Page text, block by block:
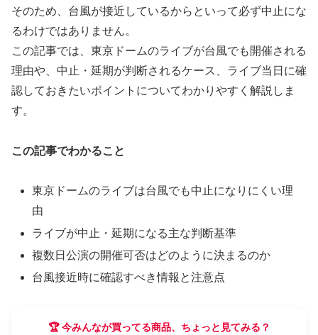
そのため、台風が接近しているからといって必ず中止にな
るわけではありません。
この記事では、東京ドームのライブが台風でも開催される
理由や、中止・延期が判断されるケース、ライブ当日に確
認しておきたいポイントについてわかりやすく解説しま
す。
この記事でわかること
東京ドームのライブは台風でも中止になりにくい理
由
ライブが中止・延期になる主な判断基準
複数日公演の開催可否はどのように決まるのか
台風接近時に確認すべき情報と注意点
🏆 今みんなが買ってる商品、ちょっと見てみる？